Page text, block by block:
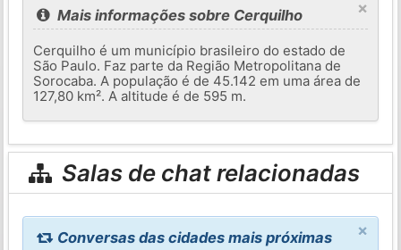
×
Mais informações sobre Cerquilho
Cerquilho é um município brasileiro do estado de
São Paulo. Faz parte da Região Metropolitana de
Sorocaba. A população é de 45.142 em uma área de
127,80 km². A altitude é de 595 m.
Salas de chat relacionadas
×
Conversas das cidades mais próximas